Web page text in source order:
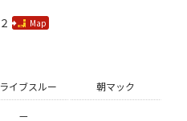
Map
イブスルー 朝マック
—